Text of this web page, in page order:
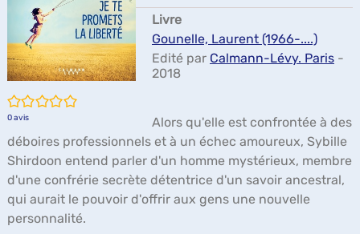
/5
0avis
Livre
Gounelle, Laurent (1966-....)
Edité par Calmann-Lévy. Paris -
2018
Alors qu'elle est confrontée à des
déboires professionnels et à un échec amoureux, Sybille
Shirdoon entend parler d'un homme mystérieux, membre
d'une confrérie secrète détentrice d'un savoir ancestral,
qui aurait le pouvoir d'offrir aux gens une nouvelle
personnalité.